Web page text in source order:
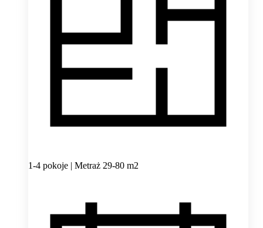
1-4 pokoje | Metraż 29-80 m2